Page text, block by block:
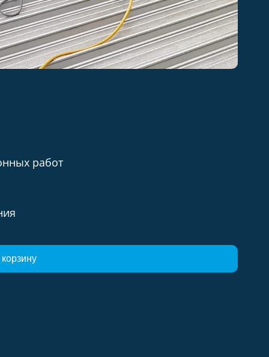
работ